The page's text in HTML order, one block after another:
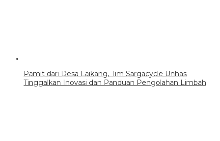
Pamit dari Desa Laikang, Tim Sargacycle Unhas
Tinggalkan Inovasi dan Panduan Pengolahan Limbah